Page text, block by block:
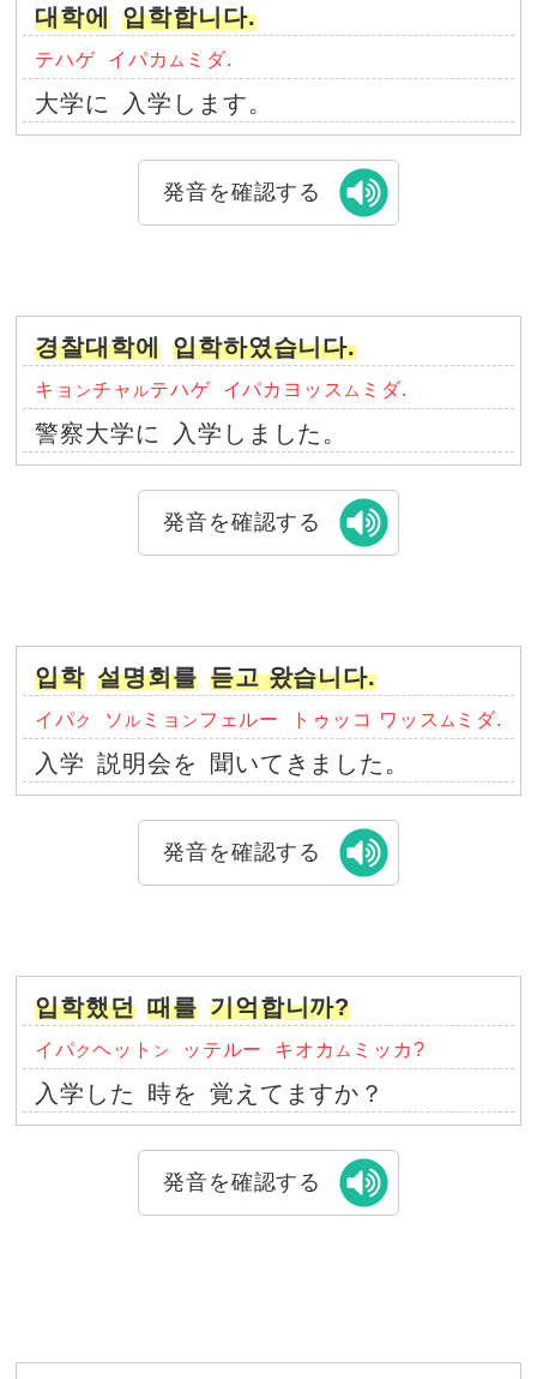
대학에 입학합니다.
テハゲ イパカ ム ミダ.
大学に 入学します。
発音を確認する
경찰대학에 입학하였습니다.
キョ ンチャ ルテハゲ イパカヨッス ム ミダ.
警察大学に 入学しました。
発音を確認する
입학 설명회를 듣고 왔습니다.
イパク ソ ル ミョ ン フェルー トゥッコ ワッス ム ミダ.
入学 説明会を 聞いてきました。
発音を確認する
입학했던 때를 기억합니까?
イパクヘット ン ッテルー キオカ ム ミッカ?
入学した 時を 覚えてますか？
発音を確認する